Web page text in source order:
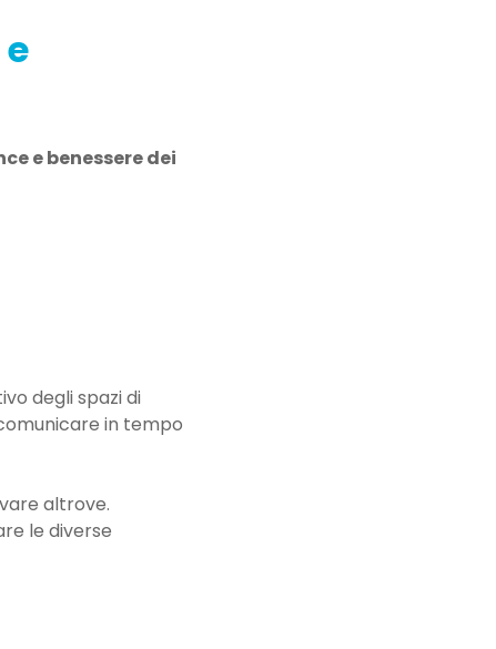
e benessere dei
degli spazi di
in tempo
altrove.
le diverse